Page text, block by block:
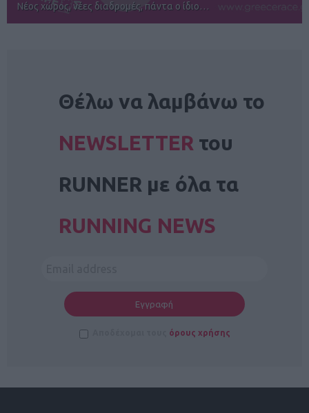
Αγώνες για όλους στην Ρόδο
Θέλω να λαμβάνω το
NEWSLETTER του
RUNNER με όλα τα
RUNNING NEWS
όρους χρήσης